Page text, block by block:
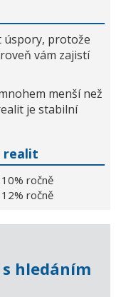
úspory, protože
vám zajistí
menší než
je stabilní
realit
ročně
ročně
hledáním